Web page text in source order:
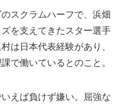
スクラムハーフで、浜畑
を支えてきたスター選手
は日本代表経験があり、
で働いているとのこと。
えば負けず嫌い。屈強な